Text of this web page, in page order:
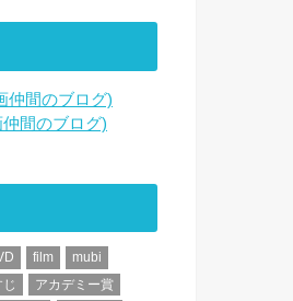
仲間のブログ)
間のブログ)
film
mubi
アカデミー賞